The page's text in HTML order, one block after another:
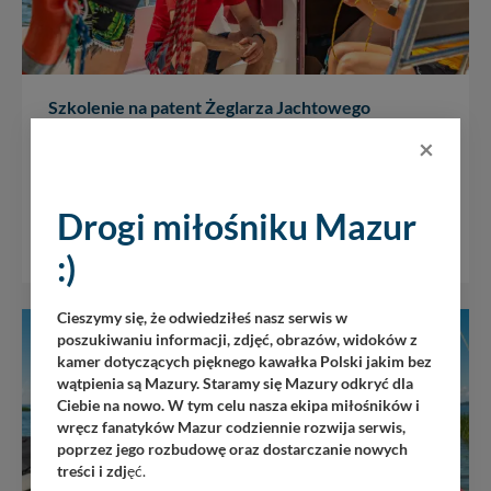
Szkolenie na patent Żeglarza Jachtowego
Termin ustalany
×
Drogi miłośniku Mazur
:)
Cieszymy się, że odwiedziłeś nasz serwis w
poszukiwaniu informacji, zdjęć, obrazów, widoków z
kamer dotyczących pięknego kawałka Polski jakim bez
wątpienia są Mazury. Staramy się Mazury odkryć dla
Ciebie na nowo. W tym celu nasza ekipa miłośników i
wręcz fanatyków Mazur codziennie rozwija serwis,
poprzez jego rozbudowę oraz dostarczanie nowych
treści i zdjęć.